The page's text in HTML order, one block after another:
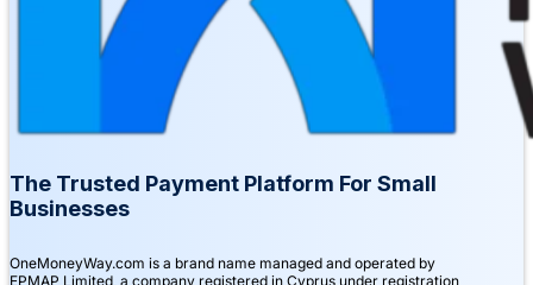
The Trusted Payment Platform For Small
Businesses
OneMoneyWay.com is a brand name managed and operated by
EPMAP Limited, a company registered in Cyprus under registration